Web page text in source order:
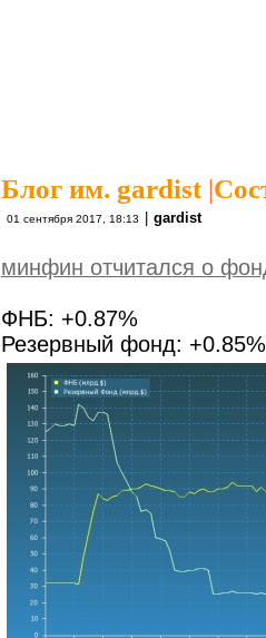
Блог им. gardist|
01 сентября 2017, 18:13 | gardist
минфин отчитался о
ФНБ: +0.87%
Резервный фонд: +0.85%